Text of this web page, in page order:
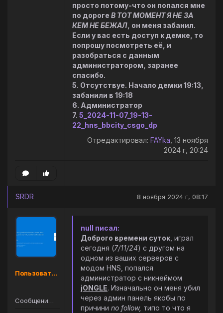
просто потому-что он попался мне
по дороге В ТОТ МОМЕНТ Я НЕ ЗА
КЕМ НЕ БЕЖАЛ , он меня забанил.
Если у вас есть доступ к демке, то
попрошу посмотреть её, и
разобраться с данным
администратором, заранее
спасибо.
5. Отсутствуе. Начало демки 19:13,
забанили в 19:18
6. Администратор
7. 5_2024-11-07_19-13-
22_hns_bbcity_csgo_dp
Отредактировал: FAYka , 13 ноября
2024 г, 20:24
SRDR 8 ноября 2024 г, 08:17
Пользователь
Сообщений: 61
null писал:
Доброго времени суток , играл
сегодня (7/11/24) с другом на
одном из ваших серверов с
модом HNS, попался
администратор с никнеймом
jONGLE. Изначально он меня убил
через админ панель якобы по
причини no follow, типо то что я